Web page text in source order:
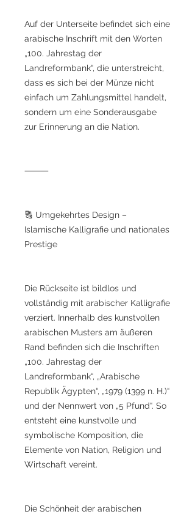
Auf der Unterseite befindet sich eine
arabische Inschrift mit den Worten
„100. Jahrestag der
Landreformbank“, die unterstreicht,
dass es sich bei der Münze nicht
einfach um Zahlungsmittel handelt,
sondern um eine Sonderausgabe
zur Erinnerung an die Nation.
⸻
🔠 Umgekehrtes Design –
Islamische Kalligrafie und nationales
Prestige
Die Rückseite ist bildlos und
vollständig mit arabischer Kalligrafie
verziert. Innerhalb des kunstvollen
arabischen Musters am äußeren
Rand befinden sich die Inschriften
„100. Jahrestag der
Landreformbank“, „Arabische
Republik Ägypten“, „1979 (1399 n. H.)“
und der Nennwert von „5 Pfund“. So
entsteht eine kunstvolle und
symbolische Komposition, die
Elemente von Nation, Religion und
Wirtschaft vereint.
Die Schönheit der arabischen